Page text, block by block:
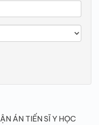
ÁN TIẾN SĨ Y HỌC